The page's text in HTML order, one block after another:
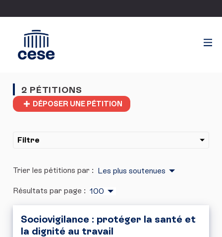
2 PÉTITIONS
DÉPOSER UNE PÉTITION
Filtre
Trier les pétitions par : Les plus soutenues
Résultats par page : 100
Sociovigilance : protéger la santé et
la dignité au travail